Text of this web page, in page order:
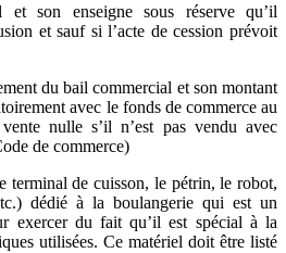
et son enseigne sous réserve qu’il
et sauf si l’acte de cession prévoit
du bail commercial et son montant
avec le fonds de commerce au
nulle s’il n’est pas vendu avec
de commerce)
terminal de cuisson, le pétrin, le robot,
dédié à la boulangerie qui est un
exercer du fait qu’il est spécial à la
utilisées. Ce matériel doit être listé